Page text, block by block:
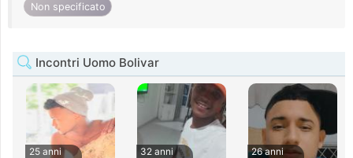
Non specificato
Incontri Uomo Bolivar
25 anni
32 anni
26 anni